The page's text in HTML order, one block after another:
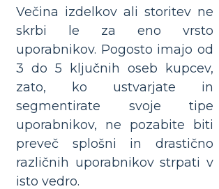
Večina izdelkov ali storitev ne
skrbi le za eno vrsto
uporabnikov. Pogosto imajo od
3 do 5 ključnih oseb kupcev,
zato, ko ustvarjate in
segmentirate svoje tipe
uporabnikov, ne pozabite biti
preveč splošni in drastično
različnih uporabnikov strpati v
isto vedro.